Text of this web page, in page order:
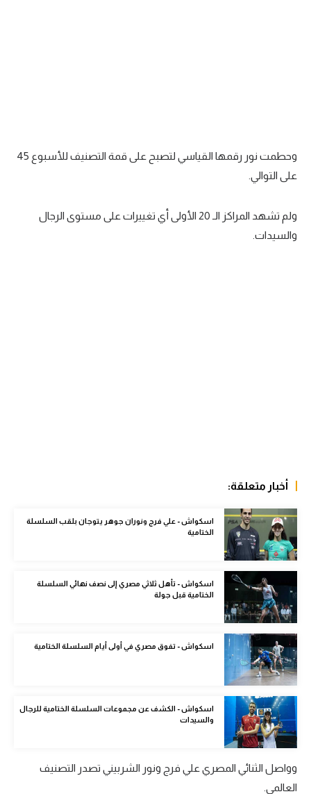
سعودي في الجول
الدوري الإسباني
الوطن العربي
في المونديال
رياضة نسائية
أمريكا
ركن الألعاب
أقسام خاصة
Gamers
ميركاتو
تحقيق في الجول
تقرير في الجول
وحطمت نور رقمها القياسي لتصبح على قمة التصنيف للأسبوع 45
على التوالي.
ولم تشهد المراكز الـ 20 الأولى أي تغييرات على مستوى الرجال
والسيدات.
أخبار متعلقة:
اسكواش - علي فرج ونوران جوهر يتوجان بلقب السلسلة
الختامية
اسكواش - تأهل ثلاثي مصري إلى نصف نهائي السلسلة
الختامية قبل جولة
اسكواش - تفوق مصري في أولى أيام السلسلة الختامية
اسكواش - الكشف عن مجموعات السلسلة الختامية للرجال
والسيدات
وواصل الثنائي المصري علي فرج ونور الشربيني تصدر التصنيف
العالمي.